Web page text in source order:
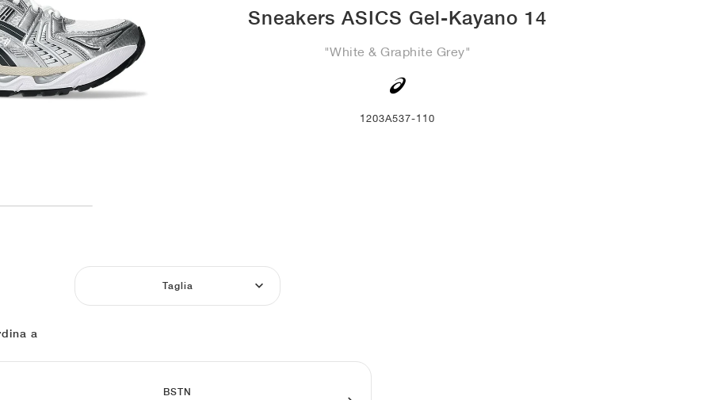
Sneakers ASICS Gel-Kayano 14
"White & Graphite Grey"
1203A537-110
Taglia
a
BSTN